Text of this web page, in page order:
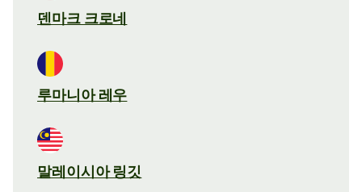
덴마크 크로네
루마니아 레우
말레이시아 링깃